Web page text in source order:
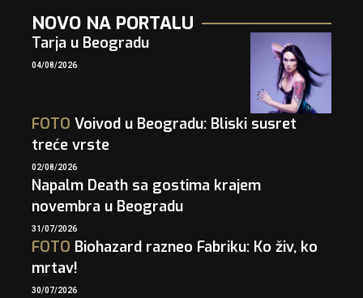
NOVO NA PORTALU
Tarja u Beogradu
04/08/2026
FOTO Voivod u Beogradu: Bliski susret
treće vrste
02/08/2026
Napalm Death sa gostima krajem
novembra u Beogradu
31/07/2026
FOTO Biohazard razneo Fabriku: Ko živ, ko
mrtav!
30/07/2026